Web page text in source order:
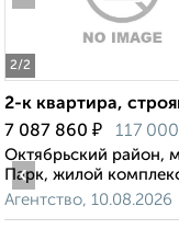
2/2
2-к квартира,
7 087 860 ₽ 117 000
Октябрьский район,
Парк, жилой
Агентство, 10.08.2026
‹